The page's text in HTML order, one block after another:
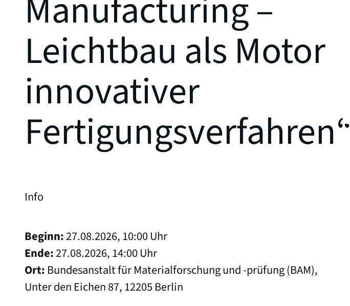
Manufacturing –
Leichtbau als Motor
innovativer
Fertigungsverfahren“
Info
Beginn:27.08.2026, 10:00 Uhr
Ende:27.08.2026, 14:00 Uhr
Ort: Bundesanstalt für Materialforschung und -prüfung (BAM),
Unter den Eichen 87, 12205 Berlin